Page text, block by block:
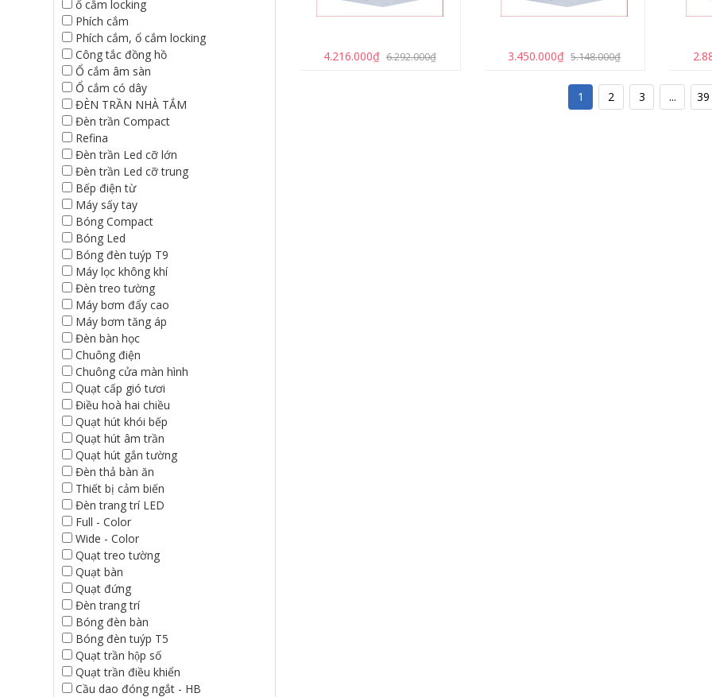
4.216.000₫ 6.292.000₫ 3.450.000₫ 5.148.000₫
1 2 3 ... 39
ổ cắm locking
Phích cắm
Phích cắm, ổ cắm locking
Công tắc đồng hồ
Ổ cắm âm sàn
Ổ cắm có dây
ĐÈN TRẦN NHÀ TẮM
Đèn trần Compact
Refina
Đèn trần Led cỡ lớn
Đèn trần Led cỡ trung
Bếp điện từ
Máy sấy tay
Bóng Compact
Bóng Led
Bóng đèn tuýp T9
Máy lọc không khí
Đèn treo tường
Máy bơm đẩy cao
Máy bơm tăng áp
Đèn bàn học
Chuông điện
Chuông cửa màn hình
Quạt cấp gió tươi
Điều hoà hai chiều
Quạt hút khói bếp
Quạt hút âm trần
Quạt hút gắn tường
Đèn thả bàn ăn
Thiết bị cảm biến
Đèn trang trí LED
Full - Color
Wide - Color
Quạt treo tường
Quạt bàn
Quạt đứng
Đèn trang trí
Bóng đèn bàn
Bóng đèn tuýp T5
Quạt trần hộp số
Quạt trần điều khiển
Cầu dao đóng ngắt - HB